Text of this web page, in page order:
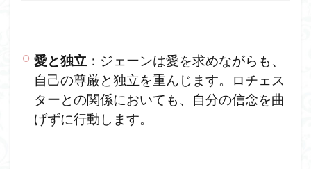
愛と独立 ：ジェーンは愛を求めながらも、
自己の尊厳と独立を重んじます。ロチェス
ターとの関係においても、自分の信念を曲
げずに行動します。